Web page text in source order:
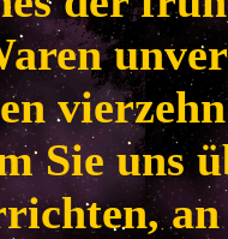
Sie uns
an